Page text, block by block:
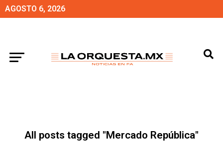
AGOSTO 6, 2026
All posts tagged "Mercado República"